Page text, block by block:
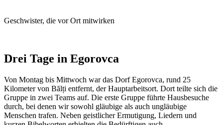
Geschwister, die vor Ort mitwirken
Drei Tage in Egorovca
Von Montag bis Mittwoch war das Dorf Egorovca, rund 25
Kilometer von Bălți entfernt, der Hauptarbeitsort. Dort teilte sich die
Gruppe in zwei Teams auf. Die erste Gruppe führte Hausbesuche
durch, bei denen wir sowohl gläubige als auch ungläubige
Menschen trafen. Neben geistlicher Ermutigung, Liedern und